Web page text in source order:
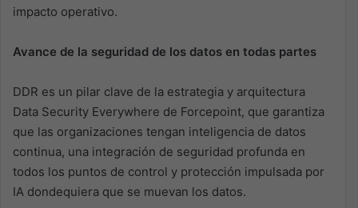
impacto operativo.
Avance de la seguridad de los datos en todas partes
DDR es un pilar clave de la estrategia y arquitectura
Data Security Everywhere de Forcepoint, que garantiza
que las organizaciones tengan inteligencia de datos
continua, una integración de seguridad profunda en
todos los puntos de control y protección impulsada por
IA dondequiera que se muevan los datos.